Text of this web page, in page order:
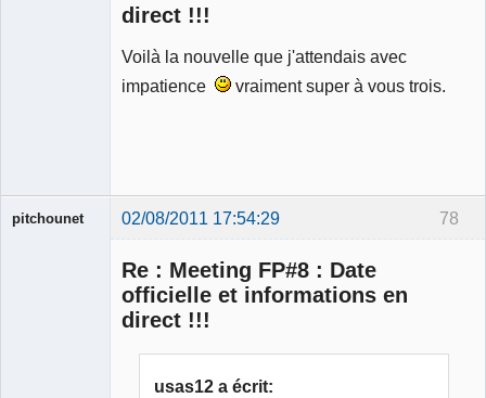
direct !!!
Voilà la nouvelle que j'attendais avec
impatience
vraiment super à vous trois.
78
pitchounet 02/08/2011 17:54:29
Re : Meeting FP#8 : Date
officielle et informations en
direct !!!
usas12 a écrit: